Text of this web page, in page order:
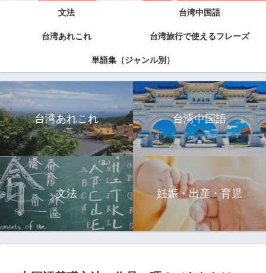
文法 台湾中国語
台湾あれこれ 台湾旅行で使えるフレーズ
単語集（ジャンル別）
台湾あれこれ 台湾中国語
文法 妊娠・出産・育児